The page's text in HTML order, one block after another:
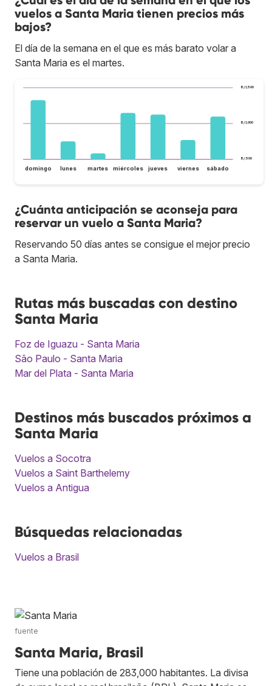
vuelos a Santa Maria tienen precios más
bajos?
El día de la semana en el que es más barato volar a
Santa Maria es el martes.
B/.500
B/.1,000
B/.1,500
domingo lunes martes miércoles jueves viernes sábado
¿Cuánta anticipación se aconseja para
reservar un vuelo a Santa Maria?
Reservando 50 días antes se consigue el mejor precio
a Santa Maria.
Rutas más buscadas con destino
Santa Maria
Foz de Iguazu - Santa Maria
São Paulo - Santa Maria
Mar del Plata - Santa Maria
Destinos más buscados próximos a
Santa Maria
Vuelos a Socotra
Vuelos a Saint Barthelemy
Vuelos a Antigua
Búsquedas relacionadas
Vuelos a Brasil
fuente
Santa Maria, Brasil
Tiene una población de 283,000 habitantes. La divisa